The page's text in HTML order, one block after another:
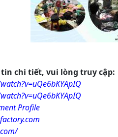
chi tiết, vui lòng truy cập:
Profile